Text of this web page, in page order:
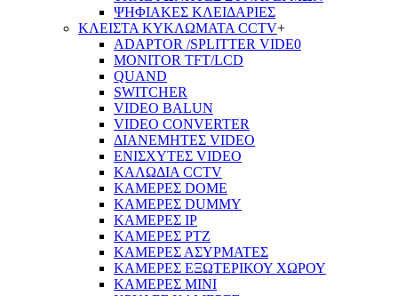
ΨΗΦΙΑΚΕΣ ΚΛΕΙΔΑΡΙΕΣ
ΚΛΕΙΣΤΑ ΚΥΚΛΩΜΑΤΑ CCTV+
ADAPTOR /SPLITTER VIDE0
MONITOR TFT/LCD
QUAND
SWITCHER
VIDEO BALUN
VIDEO CONVERTER
ΔΙΑΝΕΜΗΤΕΣ VIDEO
ΕΝΙΣΧΥΤΕΣ VIDEO
ΚΑΛΩΔΙΑ CCTV
ΚΑΜΕΡΕΣ DOME
ΚΑΜΕΡΕΣ DUMMY
ΚΑΜΕΡΕΣ IP
ΚΑΜΕΡΕΣ PTZ
ΚΑΜΕΡΕΣ ΑΣΥΡΜΑΤΕΣ
ΚΑΜΕΡΕΣ ΕΞΩΤΕΡΙΚΟΥ ΧΩΡΟΥ
ΚΑΜΕΡΕΣ ΜΙΝΙ